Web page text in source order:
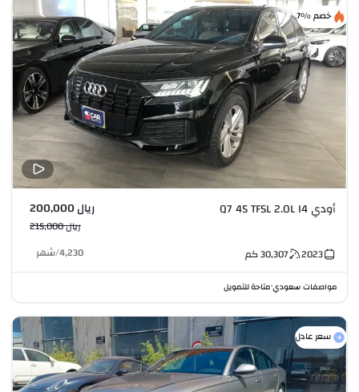
خصم %7
أودي Q7 45 TFSL 2.0L I4 ريال 200,000
ريال 215,000
2023
30,307كم 4,230
/شهر
مواصفات سعودي•متاحة للتمويل
سعر عادل